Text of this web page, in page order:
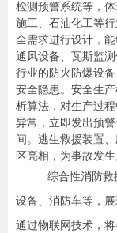
检测预警系统等，
施工、石油化工等
全需求进行设计，
通风设备、瓦斯监
行业的防火防爆设
安全隐患。安全生
析算法，对生产过
异常，立即发出预
间。逃生救援装置
区亮相，为事故发
综合性消防救
设备、消防车等，
通过物联网技术，